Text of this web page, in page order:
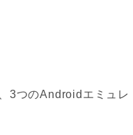
3つのAndroidエミュレ